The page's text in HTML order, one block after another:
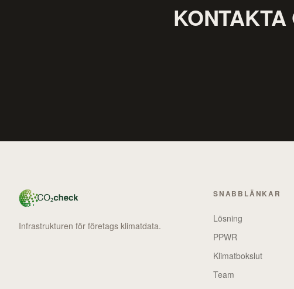
Infrastrukturen för företags klimatdata.
SNABBLÄNKAR
Lösning
PPWR
Klimatbokslut
Team